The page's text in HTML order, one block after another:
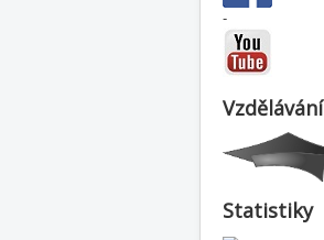
-
Vzdělávání
Statistiky